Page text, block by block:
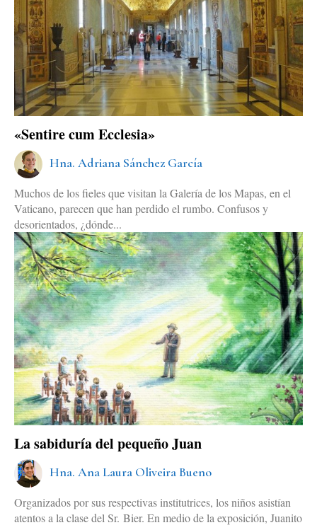
«Sentire cum Ecclesia»
Hna. Adriana Sánchez García
Muchos de los fieles que visitan la Galería de los Mapas, en el
Vaticano, parecen que han perdido el rumbo. Confusos y
desorientados, ¿dónde...
La sabiduría del pequeño Juan
Hna. Ana Laura Oliveira Bueno
Organizados por sus respectivas institutrices, los niños asistían
atentos a la clase del Sr. Bier. En medio de la exposición, Juanito